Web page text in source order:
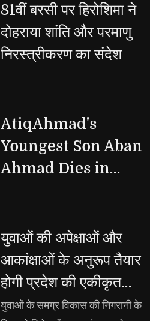
81वीं बरसी पर हिरोशिमा ने
दोहराया शांति और परमाणु
निरस्त्रीकरण का संदेश
AtiqAhmad's
Youngest Son Aban
Ahmad Dies in
युवाओं की अपेक्षाओं और
आकांक्षाओं के अनुरूप तैयार
होगी प्रदेश की एकीकृत
युवा नीति: मुख्यमंत्री
युवाओं के समग्र विकास की निगरानी के